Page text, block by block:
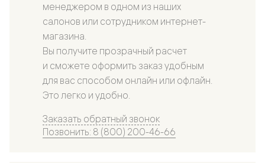
менеджером в одном из наших
салонов или сотрудником интернет-
магазина.
Вы получите прозрачный расчет
и сможете оформить заказ удобным
для вас способом онлайн или офлайн.
Это легко и удобно.
Заказать обратный звонок
Позвонить: 8 (800) 200-46-66